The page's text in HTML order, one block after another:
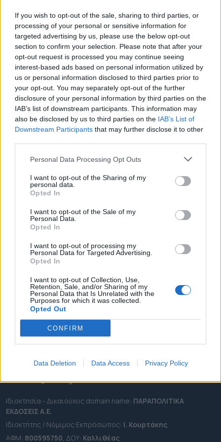
If you wish to opt-out of the sale, sharing to third parties, or
processing of your personal or sensitive information for
targeted advertising by us, please use the below opt-out
section to confirm your selection. Please note that after your
opt-out request is processed you may continue seeing
interest-based ads based on personal information utilized by
us or personal information disclosed to third parties prior to
your opt-out. You may separately opt-out of the further
disclosure of your personal information by third parties on the
IAB’s list of downstream participants. This information may
also be disclosed by us to third parties on the IAB’s List of
Downstream Participants that may further disclose it to other
Personal Data Processing Opt Outs
I want to opt-out of the Sharing of my
personal data.
Opted In
I want to opt-out of the Sale of my
Personal Data.
Opted In
I want to opt-out of processing my
Personal Data for Targeted Advertising.
Opted In
I want to opt-out of Collection, Use,
Retention, Sale, and/or Sharing of my
Personal Data that Is Unrelated with the
Purposes for which it was collected.
Opted Out
CONFIRM
Data Deletion Data Access Privacy Policy
Ο Δήμαρχος Χανίων Παναγιώτης Σημανδηράκης
ανακοίνωσε ακόμη ένα βήμα αναβάθμισης της
λειτουργίας των λαϊκών αγορών της πόλης,
επισημαίνοντας ότι «αμέσως μετά τη λαϊκή αγορά
της Δευτέρας, που πλέον λειτουργεί στο Πάρκο
Μαρκοπούλου, ακόμη μία λαϊκή αγορά
απομακρύνεται από τον δρόμο». Όπως ανέφερε, «η
λαϊκή αγορά των Παχιανών βρήκε τον νέο της χώρο
στις εγκαταστάσεις της […]
14.01.2026 - 19.16
ΕΠΙΚΑΙΡΟΤΗΤΑ
ΠΕΡΙΦΕΡΕΙΕΣ
OTA LEAKS
ΑΠΟΨΕΙΣ
ΠΡΟΣΛΗΨΕΙΣ
e-ota.gr | Ταυτότητα
Ταχ. Διεύθυνση:Λεωφόρος Ανδρέα Συγγρού 188, 17671,
2111091100
Εmail:info@e-ota.gr
Ιδιοκτησία - Δικαιούχος domain name: ΠΑΡΑΠΟΛΙΤΙΚΑ
ΕΚΔΟΣΕΙΣ A.E.
Ιδιοκτήτης / Νόμιμος Εκπρόσωπος: Ι. Κουρτάκης
ΑΦΜ: 800595750 , ΔΟΥ: Καλλιθέας